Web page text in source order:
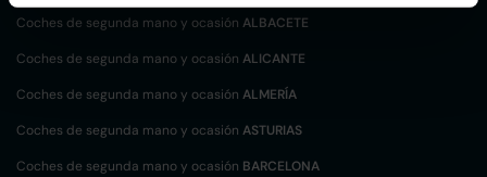
Coches de segunda mano y ocasión ALBACETE
Coches de segunda mano y ocasión ALICANTE
Coches de segunda mano y ocasión ALMERÍA
Coches de segunda mano y ocasión ASTURIAS
Coches de segunda mano y ocasión BARCELONA